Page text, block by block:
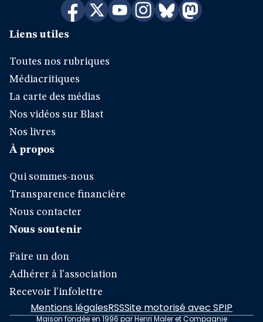
Liens utiles
Toutes nos rubriques
Médiacritiques
La carte des médias
Nos vidéos sur Blast
Nos livres
À propos
Qui sommes-nous
Transparence financière
Nous contacter
Nous soutenir
Faire un don
Adhérer à l'association
Recevoir l'infolettre
Mentions légalesRSSSite motorisé avec SPIP
Maison fondée en 1996 par Henri Maler et Compagnie